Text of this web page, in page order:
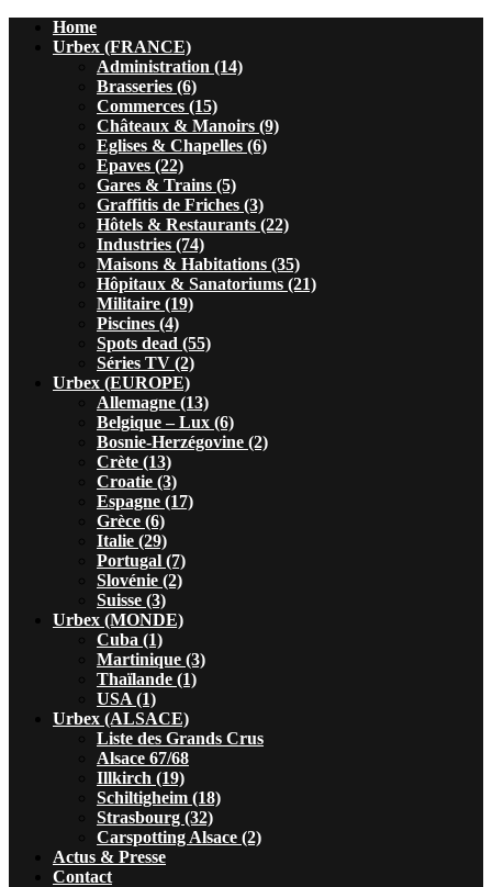
Home
Urbex (FRANCE)
Administration (14)
Brasseries (6)
Commerces (15)
Châteaux & Manoirs (9)
Eglises & Chapelles (6)
Epaves (22)
Gares & Trains (5)
Graffitis de Friches (3)
Hôtels & Restaurants (22)
Industries (74)
Maisons & Habitations (35)
Hôpitaux & Sanatoriums (21)
Militaire (19)
Piscines (4)
Spots dead (55)
Séries TV (2)
Urbex (EUROPE)
Allemagne (13)
Belgique – Lux (6)
Bosnie-Herzégovine (2)
Crète (13)
Croatie (3)
Espagne (17)
Grèce (6)
Italie (29)
Portugal (7)
Slovénie (2)
Suisse (3)
Urbex (MONDE)
Cuba (1)
Martinique (3)
Thaïlande (1)
USA (1)
Urbex (ALSACE)
Liste des Grands Crus
Alsace 67/68
Illkirch (19)
Schiltigheim (18)
Strasbourg (32)
Carspotting Alsace (2)
Actus & Presse
Contact